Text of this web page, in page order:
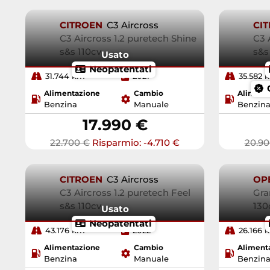
CITROEN C3 Aircross
C3 Aircross 1.2 puretech Shine
s&s 110cv
Neopatentati
Usato
31.744 km 2021
Alimentazione
Benzina
Cambio
Manuale
17.990 €
22.700 € Risparmio: -4.710 €
C3
35.582
Benzina
CITROEN C3 Aircross
C3 Aircross 1.2 puretech Feel
s&s 110cv
Neopatentati
Usato
43.176 km 2022
Alimentazione
Benzina
Cambio
Manuale
26.166
Benzina